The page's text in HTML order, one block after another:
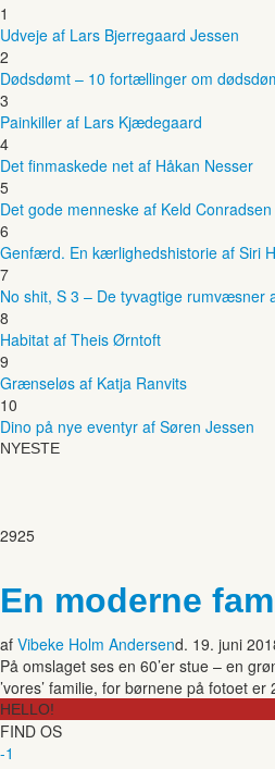
1
Udveje af Lars Bjerregaard Jessen
2
Dødsdømt – 10 fortællinger om
3
Painkiller af Lars Kjædegaard
4
Det finmaskede net af Håkan Nesser
5
Det gode menneske af Keld Conradsen
6
Genfærd. En kærlighedshistorie af Siri
7
No shit, S 3 – De tyvagtige rumvæsner
8
Habitat af Theis Ørntoft
9
Grænseløs af Katja Ranvits
10
Dino på nye eventyr af Søren Jessen
NYESTE
2925
En moderne
af Vibeke Holm Andersend. 19. juni
På omslaget ses en 60’er stue – en
’vores’ familie, for børnene på fotoet
HELLO!
FIND OS
-1